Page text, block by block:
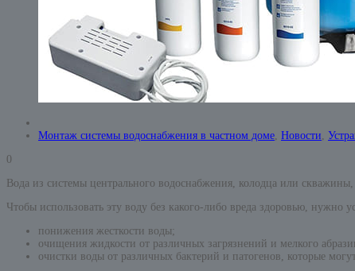
Монтаж системы водоснабжения в частном доме, Новости,
0
Вода из системы центрального водоснабжения, колодца или
Чтобы использовать эту воду без какого-либо вреда здоровью,
понижения жесткости воды;
очищения жидкости от различных загрязнений и мелкого
очистки воды от различных бактерий и патогенов, которые